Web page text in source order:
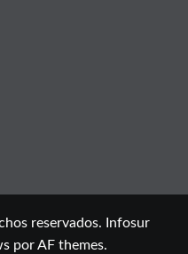
reservados. Infosur
por AF themes.